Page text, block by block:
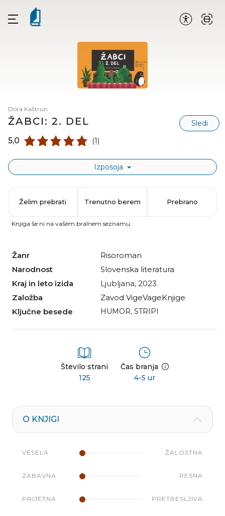
Dora Kaštrun
ŽABCI: 2. DEL Sledi
5,0 (1)
Izposoja
Žanr
risoroman
Narodnost
slovenska literatura
Kraj in leto izida
Ljubljana, 2023
Založba
Zavod VigeVageKnjige
Ključne besede
HUMOR, STRIPI
Število strani
125
Čas branja
4-5 ur
Želim prebrati Trenutno berem Prebrano
Knjiga še ni na vašem bralnem seznamu.
O KNJIGI
VESELA ŽALOSTNA
ZABAVNA RESNA
PRIJETNA PRETRESLJIVA